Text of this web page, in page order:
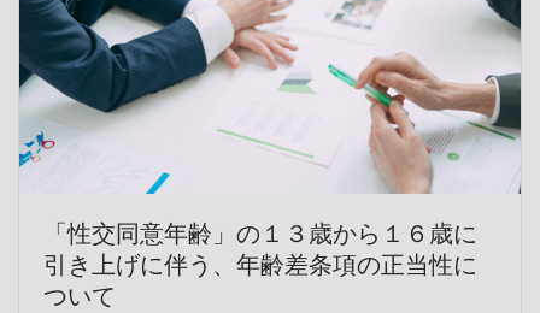
「性交同意年齢」の１３歳から１６歳に
引き上げに伴う、年齢差条項の正当性に
ついて